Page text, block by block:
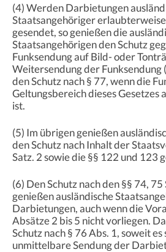
(4) Werden Darbietungen
Staatsangehöriger
gesendet, so genießen die
Staatsangehörigen den Schutz
Funksendung auf Bild- oder
Weitersendung der Funksendung
den Schutz nach § 77, wenn die
Geltungsbereich dieses Gesetzes
ist.
(5) Im übrigen genießen
den Schutz nach Inhalt der
Satz. 2 sowie die §§ 122 und 123
(6) Den Schutz nach den §§ 74, 75
genießen ausländische
Darbietungen, auch wenn die
Absätze 2 bis 5 nicht vorliegen.
Schutz nach § 76 Abs. 1, soweit es
unmittelbare Sendung der